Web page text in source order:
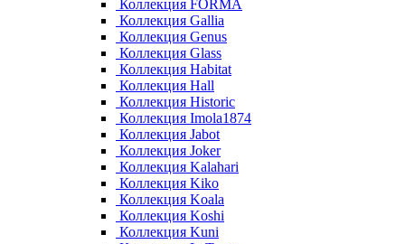
Коллекция FORMA
Коллекция Gallia
Коллекция Genus
Коллекция Glass
Коллекция Habitat
Коллекция Hall
Коллекция Historic
Коллекция Imola1874
Коллекция Jabot
Коллекция Joker
Коллекция Kalahari
Коллекция Kiko
Коллекция Koala
Коллекция Koshi
Коллекция Kuni